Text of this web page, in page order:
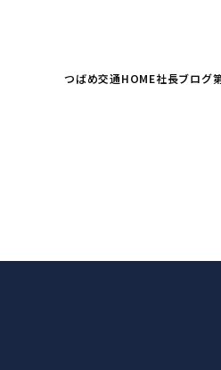
つばめ交通HOME社長ブログ